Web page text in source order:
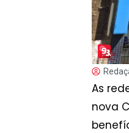
As
nova